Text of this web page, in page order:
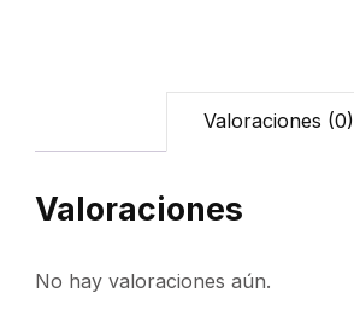
Valoraciones (0)
Valoraciones
No hay valoraciones aún.